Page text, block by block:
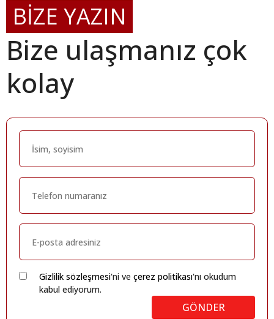
BİZE YAZIN
Bize ulaşmanız çok
kolay
Gizlilik sözleşmesi'ni ve çerez politikası'nı okudum
kabul ediyorum.
GÖNDER